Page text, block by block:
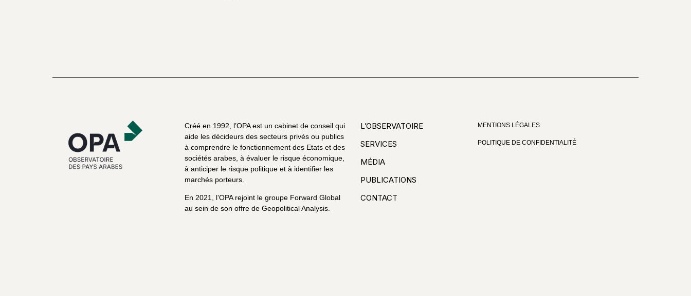
Créé en 1992, l’OPA est un cabinet de conseil qui
aide les décideurs des secteurs privés ou publics
à comprendre le fonctionnement des Etats et des
sociétés arabes, à évaluer le risque économique,
à anticiper le risque politique et à identifier les
marchés porteurs.
En 2021, l’OPA rejoint le groupe Forward Global
au sein de son offre de Geopolitical Analysis.
L’OBSERVATOIRE
SERVICES
MÉDIA
PUBLICATIONS
CONTACT
MENTIONS LÉGALES
POLITIQUE DE CONFIDENTIALITÉ